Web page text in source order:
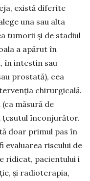
există di­ferite
una sau alta
tumorii și de stadiul
a apărut în
în intestin sau
prostată), cea
chirurgicală.
măsură de
țesutul înconjurător.
doar primul pas în
evaluarea riscului de
ridicat, pacientului i
și radioterapia,